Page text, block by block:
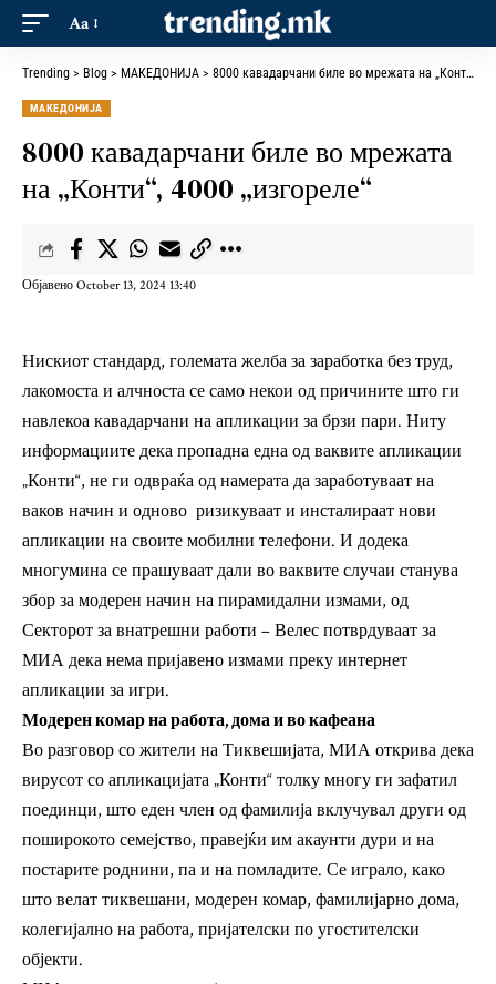
Aa
Trending > Blog > МАКЕДОНИЈА > 8000 кавадарчани биле во мрежата на „Конти“, 4000 „изгореле“
МАКЕДОНИЈА
8000 кавадарчани биле во мрежата
на „Конти“, 4000 „изгореле“
Објавено October 13, 2024 13:40
Нискиот стандард, големата желба за заработка без труд,
лакомоста и алчноста се само некои од причините што ги
навлекоа кавадарчани на апликации за брзи пари. Ниту
информациите дека пропадна една од ваквите апликации
„Конти“, не ги одвраќа од намерата да заработуваат на
ваков начин и одново ризикуваат и инсталираат нови
апликации на своите мобилни телефони. И додека
многумина се прашуваат дали во ваквите случаи станува
збор за модерен начин на пирамидални измами, од
Секторот за внатрешни работи – Велес потврдуваат за
МИА дека нема пријавено измами преку интернет
апликации за игри.
Модерен комар на работа, дома и во кафеана
Во разговор со жители на Тиквешијата, МИА открива дека
вирусот со апликацијата „Конти“ толку многу ги зафатил
поединци, што еден член од фамилија вклучувал други од
поширокото семејство, правејќи им акаунти дури и на
постарите роднини, па и на помладите. Се играло, како
што велат тиквешани, модерен комар, фамилијарно дома,
колегијално на работа, пријателски по угостителски
објекти.